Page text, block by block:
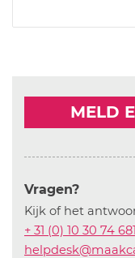
MELD
Vragen?
Kijk of het
+ 31 (0) 10 30 74 681